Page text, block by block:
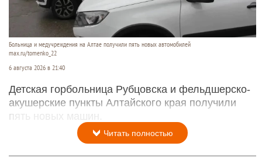
Больница и медучреждения на Алтае получили пять новых автомобилей
max.ru/tomenko_22
6 августа 2026 в 21:40
Детская горбольница Рубцовска и фельдшерско-
акушерские пункты Алтайского края получили
пять новых машин.
Читать полностью